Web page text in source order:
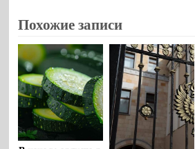
Похожие записи